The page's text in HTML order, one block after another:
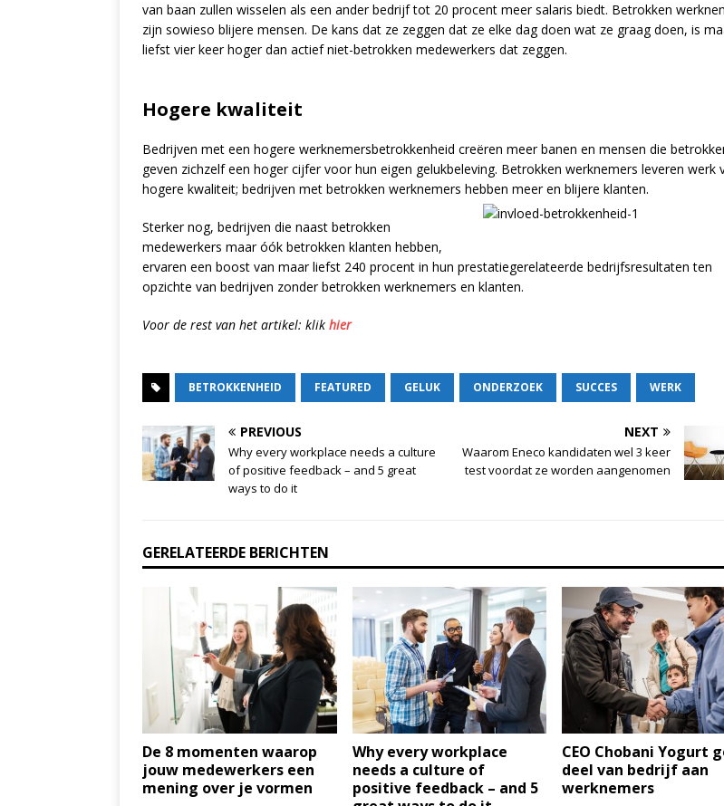
van baan zullen wisselen als een ander bedrijf tot 20 procent meer salaris biedt. Betrokken
zijn sowieso blijere mensen. De kans dat ze zeggen dat ze elke dag doen wat ze graag doen, is
liefst vier keer hoger dan actief niet-betrokken medewerkers dat zeggen.
Hogere kwaliteit
Bedrijven met een hogere werknemersbetrokkenheid creëren meer banen en mensen die
geven zichzelf een hoger cijfer voor hun eigen gelukbeleving. Betrokken werknemers leveren werk
hogere kwaliteit; bedrijven met betrokken werknemers hebben meer en blijere klanten.
Sterker nog, bedrijven die naast betrokken
medewerkers maar óók betrokken klanten hebben,
ervaren een boost van maar liefst 240 procent in hun prestatiegerelateerde bedrijfsresultaten ten
opzichte van bedrijven zonder betrokken werknemers en klanten.
Voor de rest van het artikel: klik hier
BETROKKENHEID FEATURED GELUK ONDERZOEK SUCCES WERK
PREVIOUS
Why every workplace needs a culture
of positive feedback – and 5 great
ways to do it
NEXT
Waarom Eneco kandidaten wel 3 keer
test voordat ze worden aangenomen
GERELATEERDE BERICHTEN
De 8 momenten waarop
jouw medewerkers een
mening over je vormen
Why every workplace
needs a culture of
positive feedback – and 5
CEO Chobani Yogurt
deel van bedrijf aan
werknemers